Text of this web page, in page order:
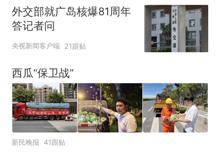
外交部就广岛核爆81周年
答记者问
央视新闻客户端 21跟贴
西瓜“保卫战”
新民晚报 41跟贴